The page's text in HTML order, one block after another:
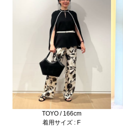
TOYO / 166cm
着用サイズ : F